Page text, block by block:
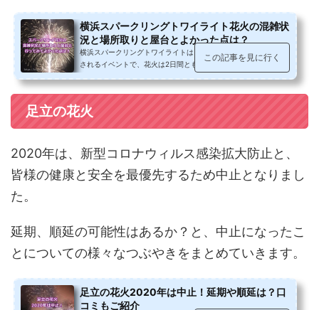
横浜スパークリングトワイライト花火の混雑状
況と場所取りと屋台とよかった点は？
横浜スパークリングトワイライトは、海の日の前日の土日に開催
されるイベントで、花火は2日間とも横浜港氷川丸の汽笛を合図
この記事を見に行く
足立の花火
2020年は、新型コロナウィルス感染拡大防止と、
皆様の健康と安全を最優先するため中止となりまし
た。
延期、順延の可能性はあるか？と、中止になったこ
とについての様々なつぶやきをまとめていきます。
足立の花火2020年は中止！延期や順延は？口
コミもご紹介